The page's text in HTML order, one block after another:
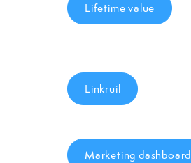
Lifetime value
Linkruil
Marketing dashboard